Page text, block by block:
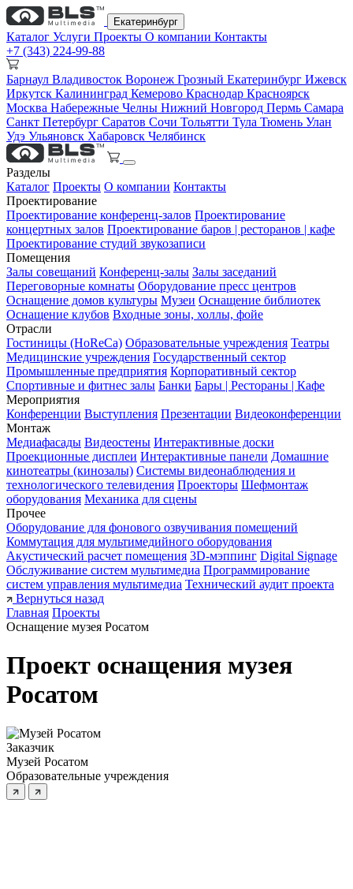
Екатеринбург
Каталог Услуги Проекты О компании Контакты
+7 (343) 224-99-88
Барнаул Владивосток Воронеж Грозный Екатеринбург Ижевск
Иркутск Калининград Кемерово Краснодар Красноярск
Москва Набережные Челны Нижний Новгород Пермь Самара
Санкт Петербург Саратов Сочи Тольятти Тула Тюмень Улан
Удэ Ульяновск Хабаровск Челябинск
Разделы
Каталог Проекты О компании Контакты
Проектирование
Проектирование конференц-залов Проектирование
концертных залов Проектирование баров | ресторанов | кафе
Проектирование студий звукозаписи
Помещения
Залы совещаний Конференц-залы Залы заседаний
Переговорные комнаты Оборудование пресс центров
Оснащение домов культуры Музеи Оснащение библиотек
Оснащение клубов Входные зоны, холлы, фойе
Отрасли
Гостиницы (HoReCa) Образовательные учреждения Театры
Медицинские учреждения Государственный сектор
Промышленные предприятия Корпоративный сектор
Спортивные и фитнес залы Банки Бары | Рестораны | Кафе
Мероприятия
Конференции Выступления Презентации Видеоконференции
Монтаж
Медиафасады Видеостены Интерактивные доски
Проекционные дисплеи Интерактивные панели Домашние
кинотеатры (кинозалы) Системы видеонаблюдения и
технологического телевидения Проекторы Шефмонтаж
оборудования Механика для сцены
Прочее
Оборудование для фонового озвучивания помещений
Коммутация для мультимедийного оборудования
Акустический расчет помещения 3D-мэппинг Digital Signage
Обслуживание систем мультимедиа Программирование
систем управления мультимедиа Технический аудит проекта
Вернуться назад
Главная Проекты
Оснащение музея Росатом
Проект оснащения музея
Росатом
Заказчик
Музей Росатом
Образовательные учреждения